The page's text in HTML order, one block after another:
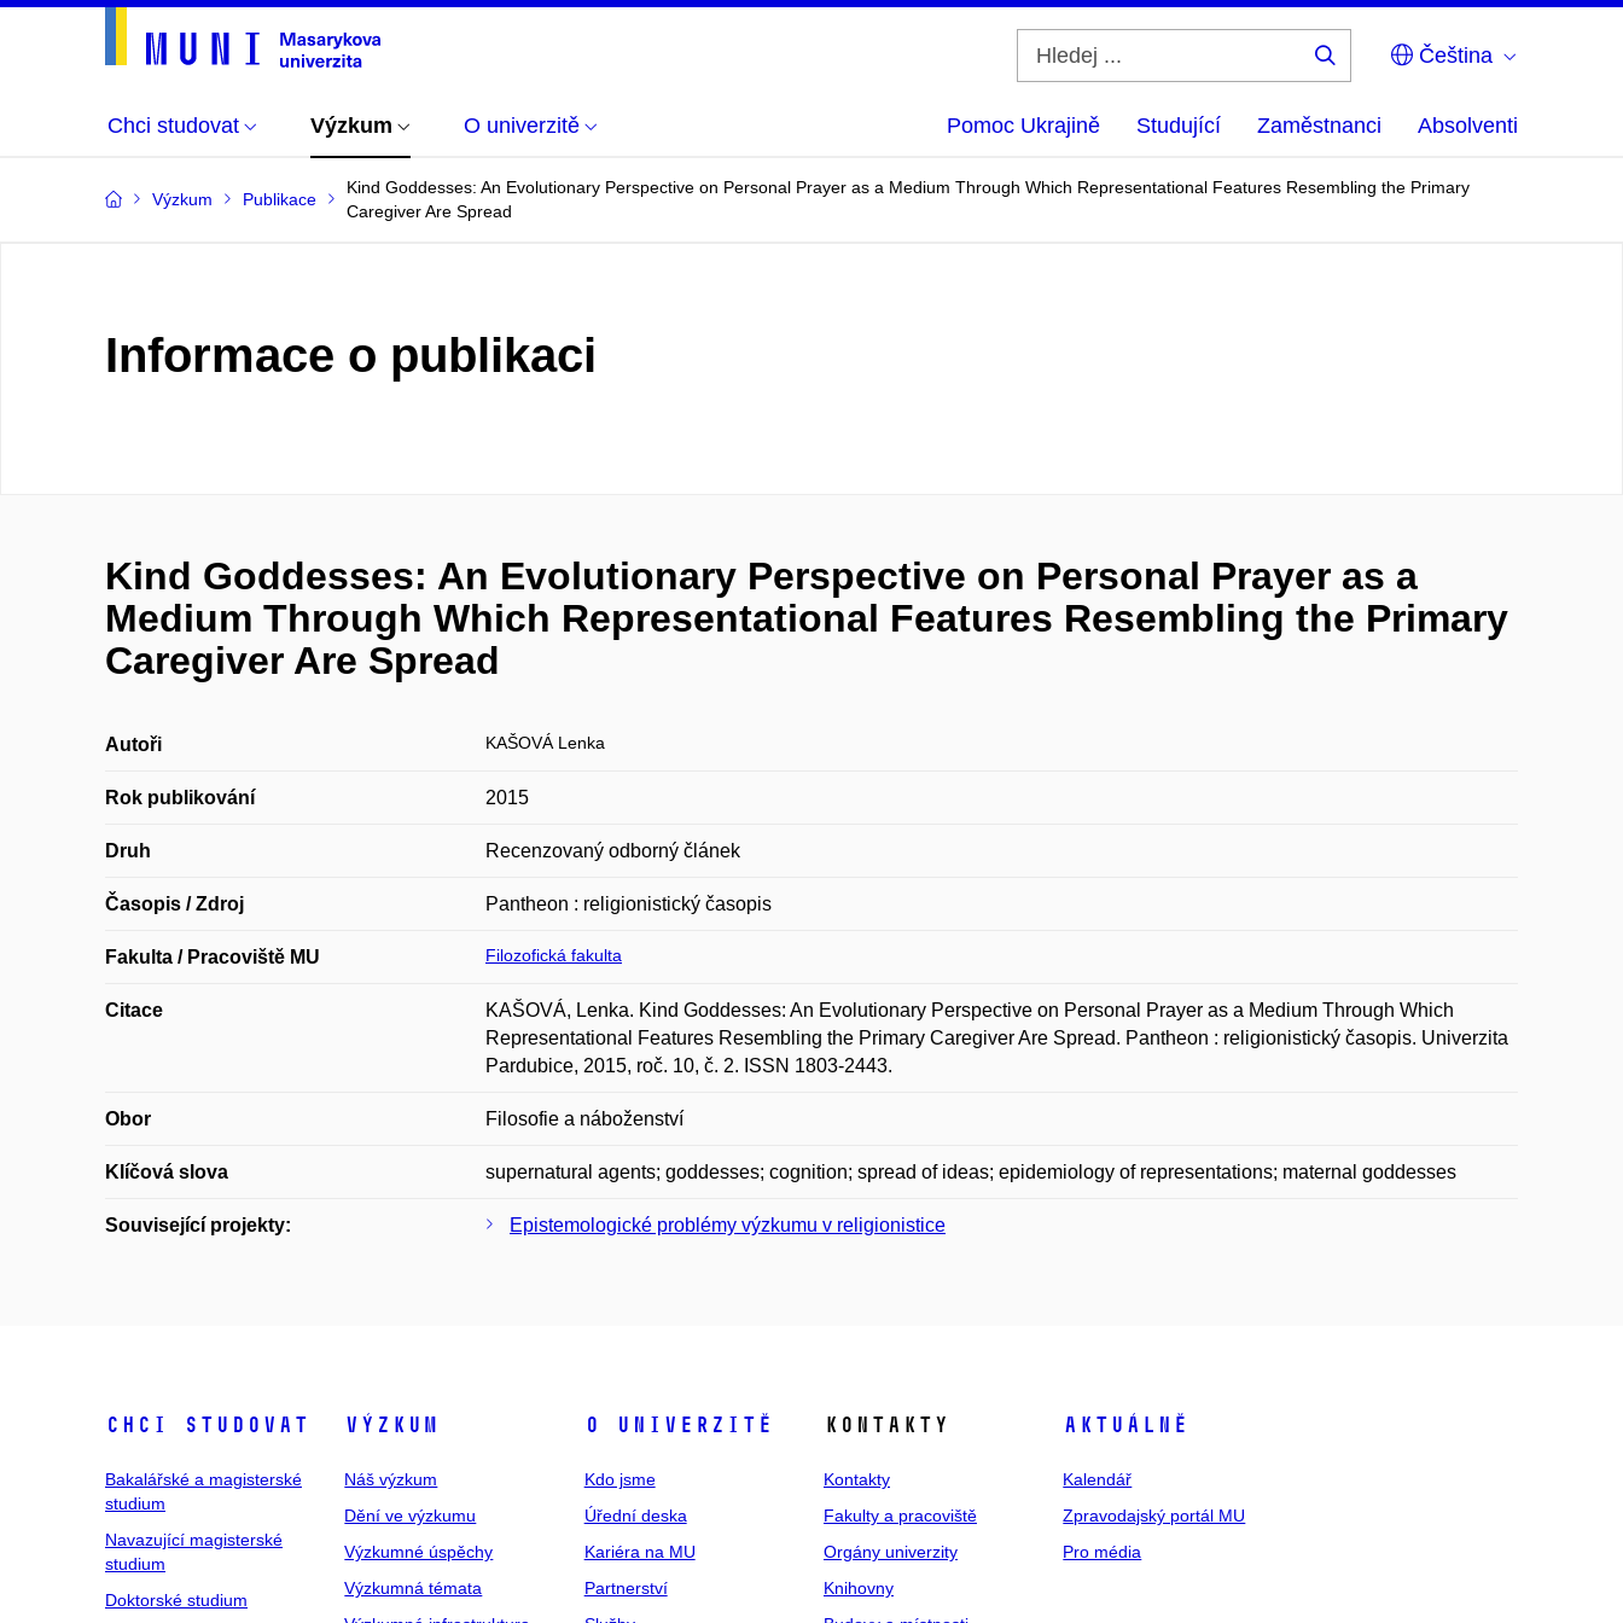
Čeština
Chci studovat Výzkum O univerzitě Pomoc Ukrajině Studující Zaměstnanci Absolventi
Výzkum Publikace
Kind Goddesses: An Evolutionary Perspective on Personal Prayer as a Medium Through Which Representational Features Resembling the Primary
Caregiver Are Spread
Informace o publikaci
Kind Goddesses: An Evolutionary Perspective on Personal Prayer as a
Medium Through Which Representational Features Resembling the Primary
Caregiver Are Spread
Autoři KAŠOVÁ Lenka
Rok publikování 2015
Druh Recenzovaný odborný článek
Časopis / Zdroj Pantheon : religionistický časopis
Fakulta / Pracoviště MU Filozofická fakulta
Citace
KAŠOVÁ, Lenka. Kind Goddesses: An Evolutionary Perspective on Personal Prayer as a Medium Through Which
Representational Features Resembling the Primary Caregiver Are Spread. Pantheon : religionistický časopis. Univerzita
Pardubice, 2015, roč. 10, č. 2. ISSN 1803-2443.
Obor Filosofie a náboženství
Klíčová slova supernatural agents; goddesses; cognition; spread of ideas; epidemiology of representations; maternal goddesses
Související projekty: Epistemologické problémy výzkumu v religionistice
Chci studovat
Bakalářské a magisterské
studium
Navazující magisterské
studium
Doktorské studium
Výzkum
Náš výzkum
Dění ve výzkumu
Výzkumné úspěchy
Výzkumná témata
O univerzitě
Kdo jsme
Úřední deska
Kariéra na MU
Partnerství
Kontakty
Kontakty
Fakulty a pracoviště
Orgány univerzity
Knihovny
Aktuálně
Kalendář
Zpravodajský portál MU
Pro média